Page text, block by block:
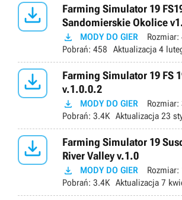

Farming Simulator 19
Sandomierskie Okolice
 MODY DO GIER Rozmiar:
Pobrań: 458 Aktualizacja 4

Farming Simulator 19 FS
v.1.0.0.2
 MODY DO GIER Rozmiar:
Pobrań: 3.4K Aktualizacja 23

Farming Simulator 19
River Valley v.1.0
 MODY DO GIER Rozmiar:
Pobrań: 3.4K Aktualizacja 7